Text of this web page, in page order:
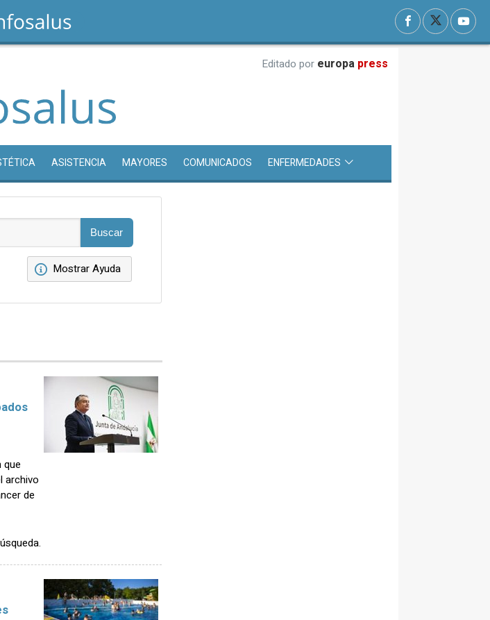
Editado por europa press
ASISTENCIA MAYORES COMUNICADOS ENFERMEDADES
Mostrar Ayuda
que
archivo
de